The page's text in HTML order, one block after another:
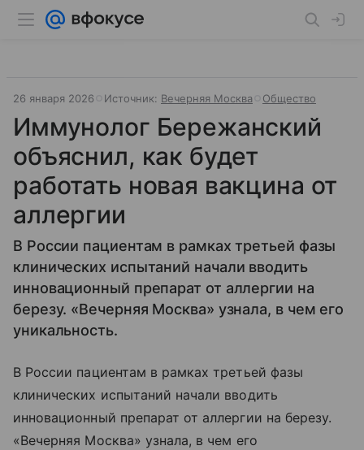
26 января 2026 Источник: Вечерняя Москва Общество
Иммунолог Бережанский
объяснил, как будет
работать новая вакцина от
аллергии
В России пациентам в рамках третьей фазы
клинических испытаний начали вводить
инновационный препарат от аллергии на
березу. «Вечерняя Москва» узнала, в чем его
уникальность.
В России пациентам в рамках третьей фазы
клинических испытаний начали вводить
инновационный препарат от аллергии на березу.
«Вечерняя Москва» узнала, в чем его